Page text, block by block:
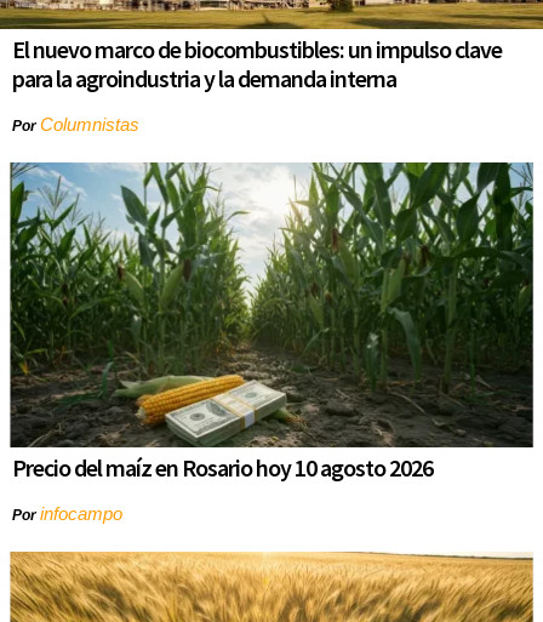
El nuevo marco de biocombustibles: un impulso clave
para la agroindustria y la demanda interna
PorColumnistas
Precio del maíz en Rosario hoy 10 agosto 2026
Porinfocampo